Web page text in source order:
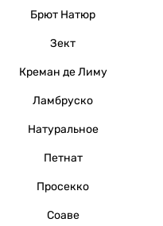
Брют Натюр
Зект
Креман де Лиму
Ламбруско
Натуральное
Петнат
Просекко
Соаве